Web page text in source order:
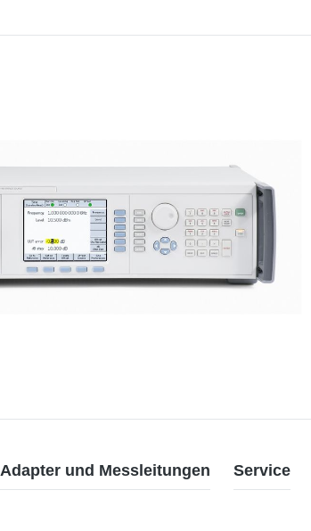
Adapter und Messleitungen Service